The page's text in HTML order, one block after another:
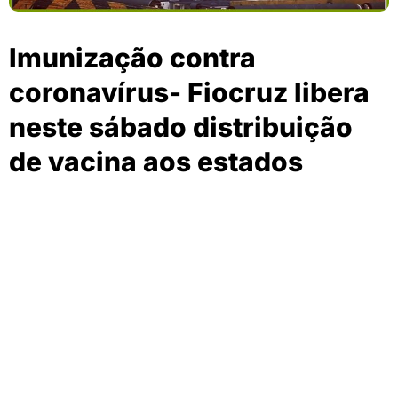
Imunização contra
coronavírus- Fiocruz libera
neste sábado distribuição
de vacina aos estados